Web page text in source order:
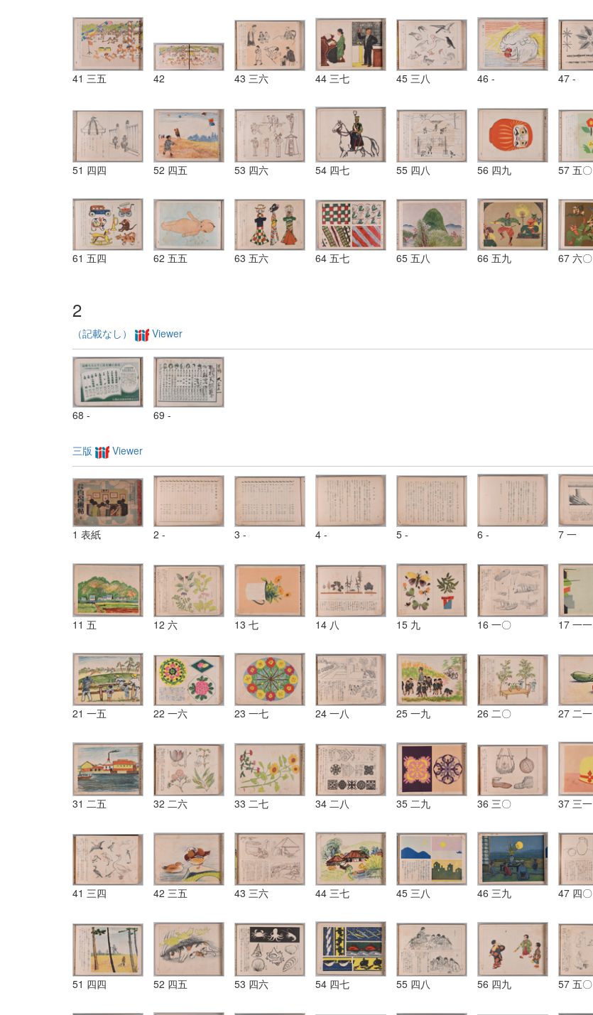
41 三五 42 43 三六 44 三七 45 三八 46 - 47 -
51 四四 52 四五 53 四六 54 四七 55 四八 56 四九 57 五〇
61 五四 62 五五 63 五六 64 五七 65 五八 66 五九 67 六〇
2
（記載なし） Viewer
68 - 69 -
三版 Viewer
1 表紙 2 - 3 - 4 - 5 - 6 - 7 一
11 五 12 六 13 七 14 八 15 九 16 一〇 17 一一
21 一五 22 一六 23 一七 24 一八 25 一九 26 二〇 27 二一
31 二五 32 二六 33 二七 34 二八 35 二九 36 三〇 37 三一
41 三四 42 三五 43 三六 44 三七 45 三八 46 三九 47 四〇
51 四四 52 四五 53 四六 54 四七 55 四八 56 四九 57 五〇